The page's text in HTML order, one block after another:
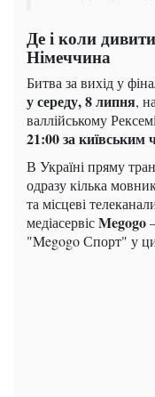
Де і коли
Німеччина
Битва за вихід у
у середу, 8 липня,
валлійському
21:00 за київським
В Україні пряму
одразу кілька
та місцеві
медіасервісMegogo
"Megogo Спорт" у